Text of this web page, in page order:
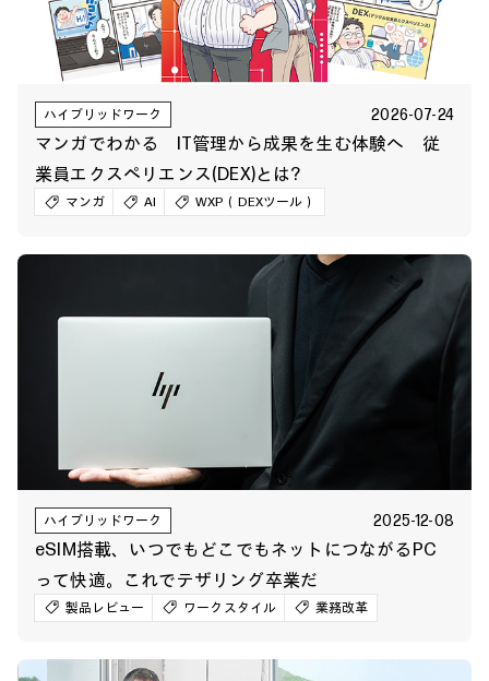
ハイブリッドワーク 2026-07-24
マンガでわかる IT管理から成果を生む体験へ 従
業員エクスペリエンス(DEX)とは?
マンガ AI WXP（DEXツール）
ハイブリッドワーク 2025-12-08
eSIM搭載、いつでもどこでもネットにつながるPC
って快適。これでテザリング卒業だ
製品レビュー ワークスタイル 業務改革